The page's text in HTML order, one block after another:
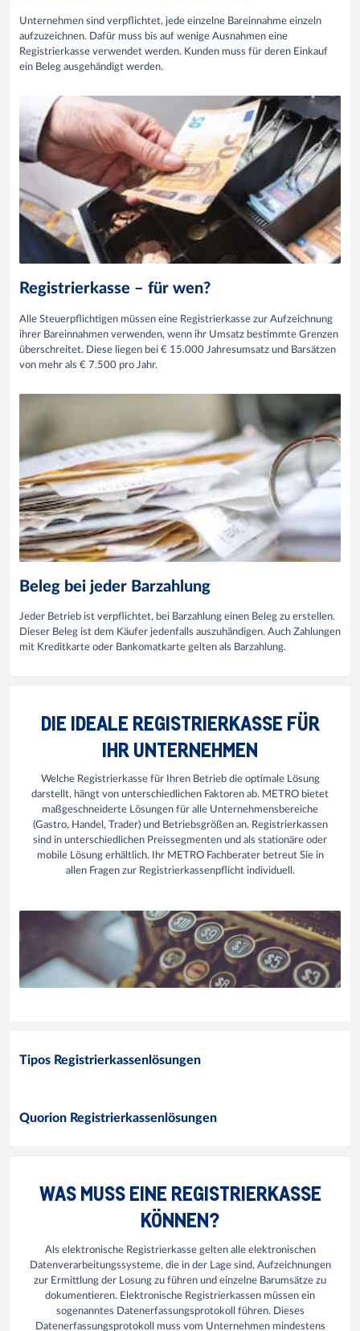
Unternehmen sind verpflichtet, jede einzelne Bareinnahme einzeln
aufzuzeichnen. Dafür muss bis auf wenige Ausnahmen eine
Registrierkasse verwendet werden. Kunden muss für deren Einkauf
ein Beleg ausgehändigt werden.
Registrierkasse – für wen?
Alle Steuerpflichtigen müssen eine Registrierkasse zur Aufzeichnung
ihrer Bareinnahmen verwenden, wenn ihr Umsatz bestimmte Grenzen
überschreitet. Diese liegen bei € 15.000 Jahresumsatz und Barsätzen
von mehr als € 7.500 pro Jahr.
Beleg bei jeder Barzahlung
Jeder Betrieb ist verpflichtet, bei Barzahlung einen Beleg zu erstellen.
Dieser Beleg ist dem Käufer jedenfalls auszuhändigen. Auch Zahlungen
mit Kreditkarte oder Bankomatkarte gelten als Barzahlung.
DIE IDEALE REGISTRIERKASSE FÜR
IHR UNTERNEHMEN
Welche Registrierkasse für Ihren Betrieb die optimale Lösung
darstellt, hängt von unterschiedlichen Faktoren ab. METRO bietet
maßgeschneiderte Lösungen für alle Unternehmensbereiche
(Gastro, Handel, Trader) und Betriebsgrößen an. Registrierkassen
sind in unterschiedlichen Preissegmenten und als stationäre oder
mobile Lösung erhältlich. Ihr METRO Fachberater betreut Sie in
allen Fragen zur Registrierkassenpflicht individuell.
Tipos Registrierkassenlösungen
Quorion Registrierkassenlösungen
WAS MUSS EINE REGISTRIERKASSE
KÖNNEN?
Als elektronische Registrierkasse gelten alle elektronischen
Datenverarbeitungssysteme, die in der Lage sind, Aufzeichnungen
zur Ermittlung der Losung zu führen und einzelne Barumsätze zu
dokumentieren. Elektronische Registrierkassen müssen ein
sogenanntes Datenerfassungsprotokoll führen. Dieses
Datenerfassungsprotokoll muss vom Unternehmen mindestens